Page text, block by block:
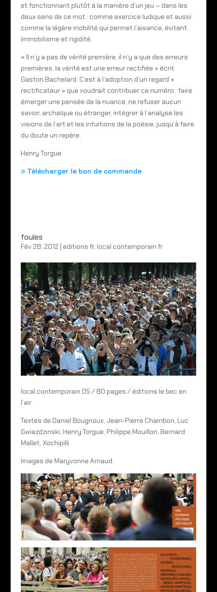
et fonctionnant plutôt à la manière d’un jeu – dans les
deux sens de ce mot : comme exercice ludique et aussi
comme la légère mobilité qui permet l’aisance, évitant
immobilisme et rigidité.
« Il n’y a pas de vérité première, il n’y a que des erreurs
premières, la vérité est une erreur rectifiée » écrit
Gaston Bachelard. C’est à l’adoption d’un regard «
rectificateur » que voudrait contribuer ce numéro : faire
émerger une pensée de la nuance, ne refuser aucun
savoir, archaïque ou étranger, intégrer à l’analyse les
visions de l’art et les intuitions de la poésie, jusqu’à faire
du doute un repère.
Henry Torgue
> Télécharger le bon de commande
foules
Fév 28, 2012 editions fr, local contemporain fr
local.contemporain 05 / 80 pages / éditions le bec en
l’air
Textes de Daniel Bougnoux, Jean-Pierre Chambon, Luc
Gwiazdzinski, Henry Torgue, Philippe Mouillon, Bernard
Mallet, Xochipilli
Images de Maryvonne Arnaud.